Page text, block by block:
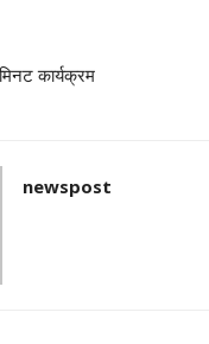
कार्यक्रम
newspost